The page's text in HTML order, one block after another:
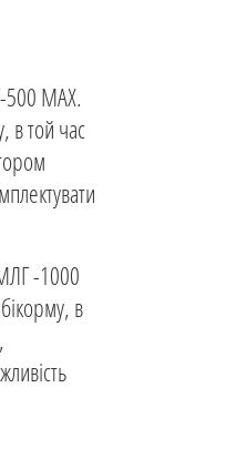
MAX.
в той час
-1000
в